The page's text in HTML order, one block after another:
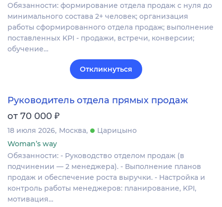
Обязанности: формирование отдела продаж с нуля до
минимального состава 2+ человек; организация
работы сформированного отдела продаж; выполнение
поставленных KPI - продажи, встречи, конверсии;
обучение…
Откликнуться
Руководитель отдела прямых продаж
от 70 000 ₽
18 июля 2026 Москва
Царицыно
Woman’s way
Обязанности: - Руководство отделом продаж (в
подчинении — 2 менеджера). - Выполнение планов
продаж и обеспечение роста выручки. - Настройка и
контроль работы менеджеров: планирование, KPI,
мотивация…